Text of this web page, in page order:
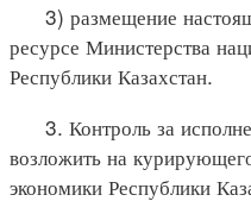
3) размещение
ресурсе Министерства
Республики Казахстан.
3. Контроль за
возложить на
экономики Республики